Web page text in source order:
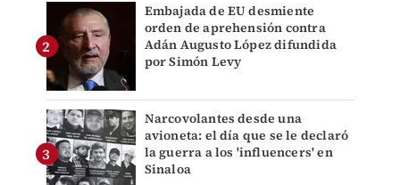
Embajada de EU desmiente
orden de aprehensión contra
Adán Augusto López difundida
por Simón Levy
Narcovolantes desde una
avioneta: el día que se le declaró
la guerra a los 'influencers' en
Sinaloa